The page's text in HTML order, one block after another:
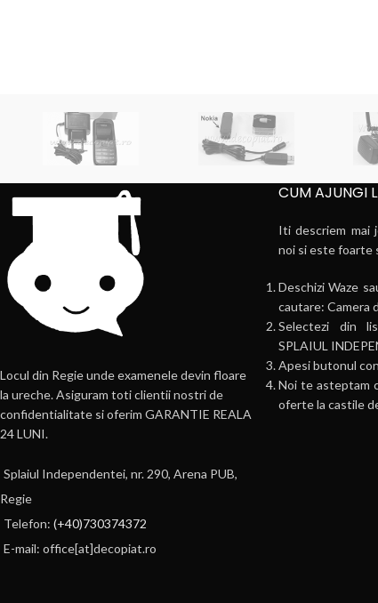
Locul din Regie unde examenele devin floare
la ureche. Asiguram toti clientii nostri de
confidentialitate si oferim GARANTIE REALA
24 LUNI.
Splaiul Independentei, nr. 290, Arena PUB,
Regie
Telefon: (+40)730374372
E-mail: office[at]decopiat.ro
CUM AJUNGI
Iti descriem mai
noi si este foarte
Deschizi Waze
cautare: Camera
Selectezi din
SPLAIUL
Apesi butonul
Noi te asteptam
oferte la castile